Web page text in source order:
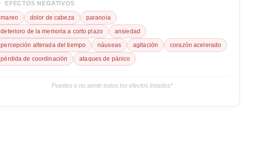
EFECTOS NEGATIVOS
mareo dolor de cabeza
paranoia
deterioro de la memoria a corto plazo
ansiedad
percepción alterada del tiempo
náuseas agitación
corazón acelerado
pérdida de coordinación
ataques de pánico
Puedes o no sentir todos los efectos listados*